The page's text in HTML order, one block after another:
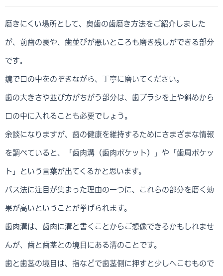
磨きにくい場所として、奥歯の歯磨き方法をご紹介しました
が、前歯の裏や、歯並びが悪いところも磨き残しができる部分
です。
鏡で口の中をのぞきながら、丁寧に磨いてください。
歯の大きさや並び方がちがう部分は、歯ブラシを上や斜めから
口の中に入れることも必要でしょう。
余談になりますが、歯の健康を維持するためにさまざまな情報
を調べていると、「歯肉溝（歯肉ポケット）」や「歯周ポケッ
ト」という言葉が出てくるかと思います。
バス法に注目が集まった理由の一つに、これらの部分を磨く効
果が高いということが挙げられます。
歯肉溝は、歯肉に溝と書くことからご想像できるかもしれませ
んが、歯と歯茎との境目にある溝のことです。
歯と歯茎の境目は、指などで歯茎側に押すと少しへこむもので